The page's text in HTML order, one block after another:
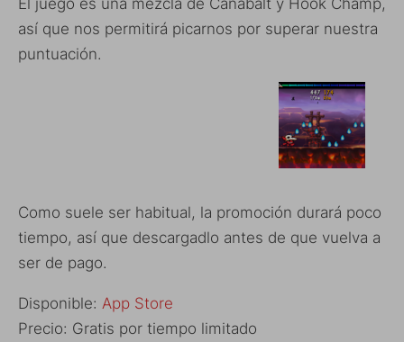
así que nos permitirá picarnos por superar nuestra
puntuación.
Como suele ser habitual, la promoción durará poco
tiempo, así que descargadlo antes de que vuelva a
ser de pago.
Disponible: App Store
Precio: Gratis por tiempo limitado